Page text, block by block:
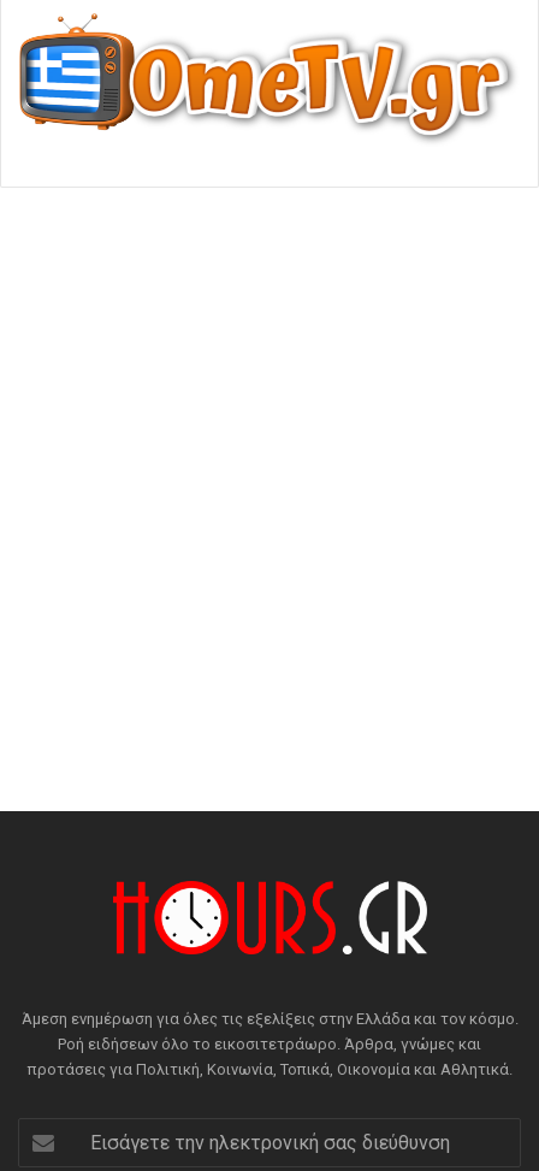
Άμεση ενημέρωση για όλες τις εξελίξεις στην Ελλάδα και τον κόσμο.
Ροή ειδήσεων όλο το εικοσιτετράωρο. Άρθρα, γνώμες και
προτάσεις για Πολιτική, Κοινωνία, Τοπικά, Οικονομία και Αθλητικά.
Εισάγετε
την